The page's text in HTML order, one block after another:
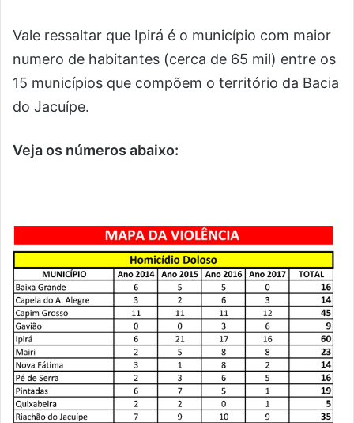
Vale ressaltar que Ipirá é o município com maior
numero de habitantes (cerca de 65 mil) entre os
15 municípios que compõem o território da Bacia
do Jacuípe.
Veja os números abaixo: